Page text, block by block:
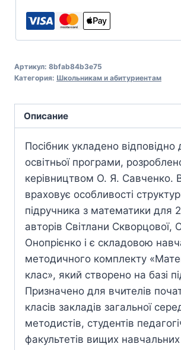
Артикул: 8bfab84b3e75
Категория: Школьникам и абитуриентам
Описание
Посібник укладено відповідно
освітньої програми,
керівництвом О. Я. Савченко.
враховує особливості
підручника з математики для
авторів Світлани Скворцової,
Онопрієнко і є складовою
методичного комплекту
клас», який створено на базі
Призначено для вчителів
класів закладів загальної
методистів, студентів
факультетів вищих навчальних